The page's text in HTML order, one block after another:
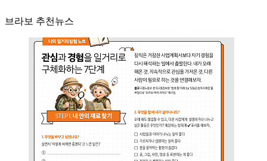
브라보 추천뉴스